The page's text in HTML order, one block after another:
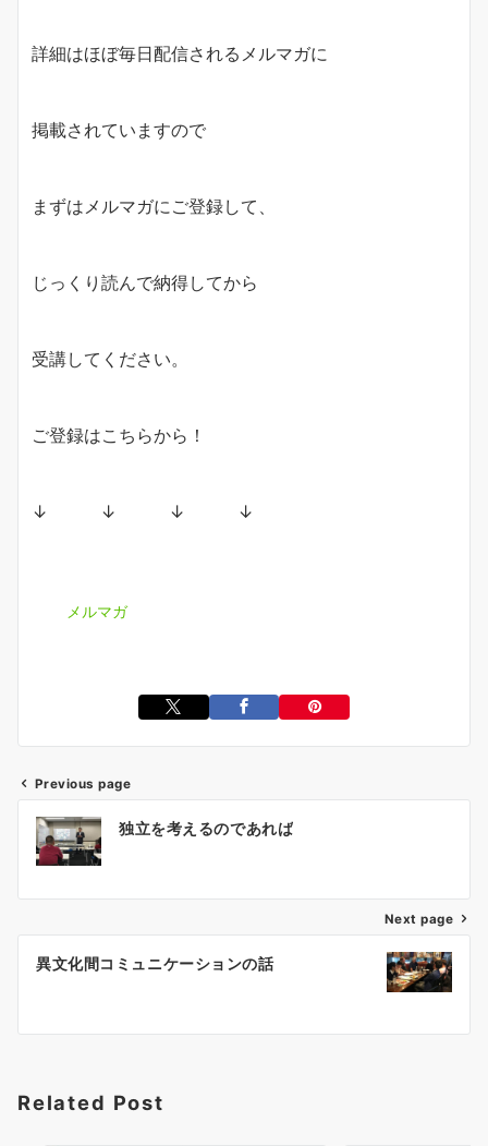
詳細はほぼ毎日配信されるメルマガに
掲載されていますので
まずはメルマガにご登録して、
じっくり読んで納得してから
受講してください。
ご登録はこちらから！
↓ ↓ ↓ ↓
メルマガ
ン
Previous page
独立を考えるのであれば
Next page
異文化間コミュニケーションの話
Related Post